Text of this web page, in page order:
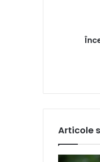
Articole